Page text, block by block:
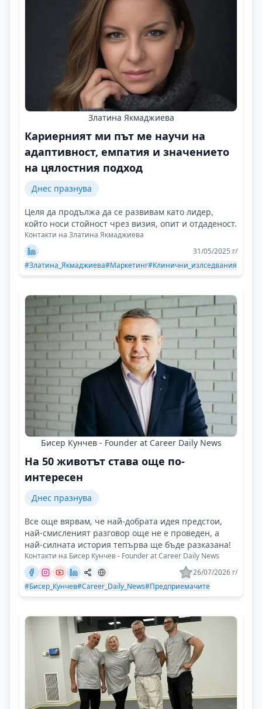
Златина Якмаджиева
Кариерният ми път ме научи на
адаптивност, емпатия и значението
на цялостния подход
Днес празнува
Целя да продължа да се развивам като лидер,
който носи стойност чрез визия, опит и отдаденост.
Контакти на Златина Якмаджиева
31/05/2025 г/
#Златина_Якмаджиева#Маркетинг#Клинични_излседвания
Бисер Кунчев - Founder at Career Daily News
На 50 животът става още по-
интересен
Днес празнува
Все още вярвам, че най-добрата идея предстои,
най-смисленият разговор още не е проведен, а
най-силната история тепърва ще бъде разказана!
Контакти на Бисер Кунчев - Founder at Career Daily News
26/07/2026 г/
#Бисер_Кунчев#Career_Daily_News#Предприемачите